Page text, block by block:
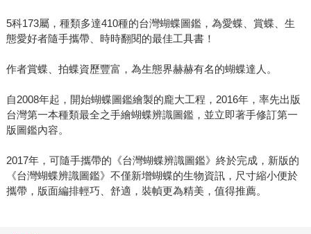
5科173屬，種類多達410種的台灣蝴蝶圖鑑，為愛蝶、賞蝶、生
態愛好者隨手攜帶、時時翻閱的最佳工具書！
作者賞蝶、拍蝶資歷豐富，為生態界赫赫有名的蝴蝶達人。
自2008年起，開始蝴蝶圖鑑繪製的龐大工程，2016年，率先出版
台灣第一本種類最全之手繪蝴蝶辨識圖鑑，並立即著手修訂第一
版圖鑑內容。
2017年，可隨手攜帶的《台灣蝴蝶辨識圖鑑》終於完成，新版的
《台灣蝴蝶辨識圖鑑》不僅新增蝴蝶的生物資訊，尺寸縮小便於
攜帶，版面編排輕巧、舒適，裝幀更為精美，值得推薦。